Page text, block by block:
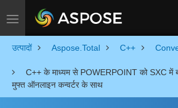
Toggle navigation
उत्पादों Aspose.Total C++
C++ के माध्यम से POWERPOINT को SXC में
मुफ्त ऑनलाइन कन्वर्टर के साथ